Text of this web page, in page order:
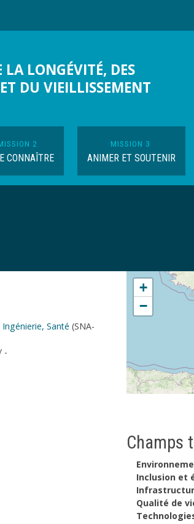
LONGÉVITÉ, DES
DU VIEILLISSEMENT
2
CONNAÎTRE
MISSION 3
ANIMER ET SOUTENIR
Santé (SNA-
-
+
−
Champs
Inclusion et
Qualité de